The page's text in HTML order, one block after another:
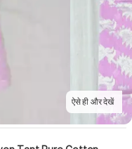
ऐसे ही और देखें